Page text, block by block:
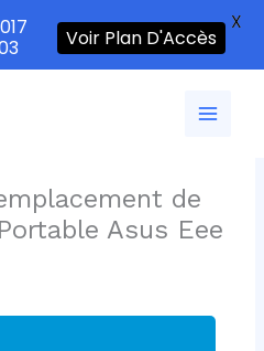
de
Asus Eee
Voir Plan D'Accès
X